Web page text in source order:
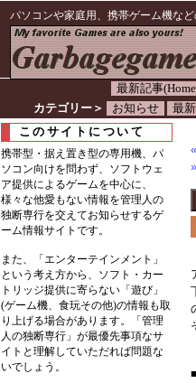
パソコンや家庭用、携帯ゲーム機な
最新記事
カテゴリー＞
お知らせ 最
»
このサイトについて
携帯型・据え置き型の専用機、パ
ソコン向けを問わず、ソフトウェ
ア提供によるゲームを中心に、
様々な他愛もない情報を管理人の
独断専行を交えてお知らせするゲ
ーム情報サイトです。
また、「エンターテインメント」
という考え方から、ソフト・カー
トリッジ提供に寄らない「遊び」
(ゲーム機、食玩その他)の情報も取
り上げる場合があります。「管理
人の独断専行」が最優先事項なサ
イトと理解していただれば問題な
いでしょう。